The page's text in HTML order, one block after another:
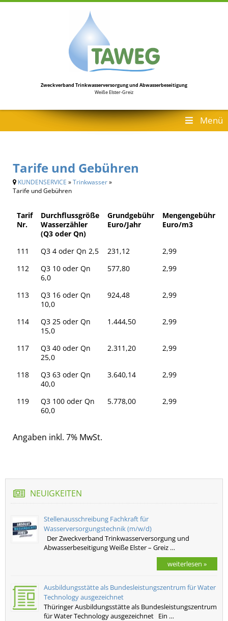
Zweckverband Trinkwasserversorgungund Abwasserbeseitigung
Weiße Elster-Greiz
Menü
Tarife und Gebühren
KUNDENSERVICE »Trinkwasser»
Tarife und Gebühren
Tarif
Nr.
Durchflussgröße
Wasserzähler
(Q3 oder Qn)
Grundgebühr
Euro/Jahr
Mengengebühr
Euro/m3
111 Q3 4 oder Qn 2,5 231,12
2,99
112
Q3 10 oder Qn
6,0
577,80 2,99
113
Q3 16 oder Qn
10,0
924,48 2,99
114
Q3 25 oder Qn
15,0
1.444,50 2,99
117
Q3 40 oder Qn
25,0
2.311,20 2,99
118
Q3 63 oder Qn
40,0
3.640,14 2,99
119
Q3 100 oder Qn
60,0
5.778,00 2,99
Angaben inkl. 7% MwSt.
NEUIGKEITEN
Stellenausschreibung Fachkraft für
Wasserversorgungstechnik (m/w/d)
Der Zweckverband Trinkwasserversorgung und
Abwasserbeseitigung Weiße Elster – Greiz …
weiterlesen »
Ausbildungsstätte als Bundesleistungszentrum für Water
Technology ausgezeichnet
Thüringer Ausbildungsstätte als Bundesleistungszentrum
für Water Technology ausgezeichnet Ein …